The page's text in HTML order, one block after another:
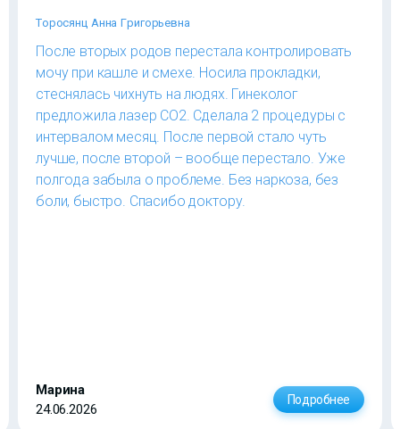
Торосянц Анна Григорьевна
После вторых родов перестала контролировать
мочу при кашле и смехе. Носила прокладки,
стеснялась чихнуть на людях. Гинеколог
предложила лазер CO2. Сделала 2 процедуры с
интервалом месяц. После первой стало чуть
лучше, после второй – вообще перестало. Уже
полгода забыла о проблеме. Без наркоза, без
боли, быстро. Спасибо доктору.
Марина
24.06.2026
Подробнее